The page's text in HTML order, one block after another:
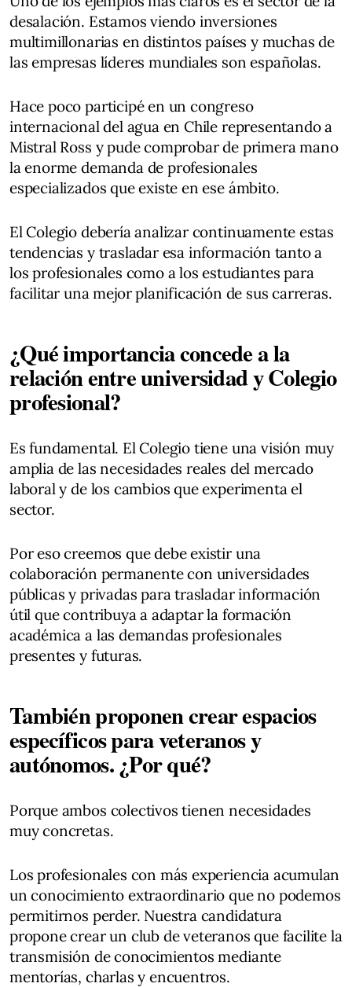
desalación. Estamos viendo inversiones
multimillonarias en distintos países y muchas de
las empresas líderes mundiales son españolas.
Hace poco participé en un congreso
internacional del agua en Chile representando a
Mistral Ross y pude comprobar de primera mano
la enorme demanda de profesionales
especializados que existe en ese ámbito.
El Colegio debería analizar continuamente estas
tendencias y trasladar esa información tanto a
los profesionales como a los estudiantes para
facilitar una mejor planificación de sus carreras.
¿Qué importancia concede a la
relación entre universidad y Colegio
profesional?
Es fundamental. El Colegio tiene una visión muy
amplia de las necesidades reales del mercado
laboral y de los cambios que experimenta el
sector.
Por eso creemos que debe existir una
colaboración permanente con universidades
públicas y privadas para trasladar información
útil que contribuya a adaptar la formación
académica a las demandas profesionales
presentes y futuras.
También proponen crear espacios
específicos para veteranos y
autónomos. ¿Por qué?
Porque ambos colectivos tienen necesidades
muy concretas.
Los profesionales con más experiencia acumulan
un conocimiento extraordinario que no podemos
permitirnos perder. Nuestra candidatura
propone crear un club de veteranos que facilite la
transmisión de conocimientos mediante
mentorías, charlas y encuentros.